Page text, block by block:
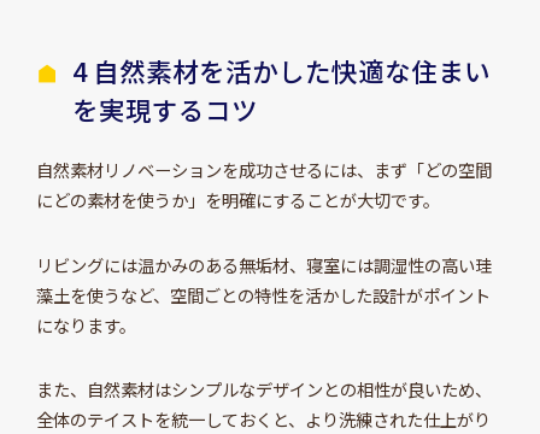
4 自然素材を活かした快適な住まい
を実現するコツ
自然素材リノベーションを成功させるには、まず「どの空間
にどの素材を使うか」を明確にすることが大切です。
リビングには温かみのある無垢材、寝室には調湿性の高い珪
藻土を使うなど、空間ごとの特性を活かした設計がポイント
になります。
また、自然素材はシンプルなデザインとの相性が良いため、
全体のテイストを統一しておくと、より洗練された仕上がり